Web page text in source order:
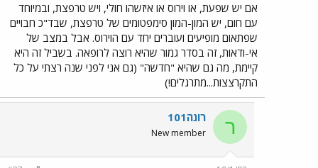
אם יש שפעת, או וירוס או איזשהו חולי, ויש טרפצת, ובמיוחד
עם חום, יש המון-המון סימפטומים של טרפצת, שבד"כ חבויים
שפתאום מופיעים ועוברים יחד עם הוירוס. אבל במצב של
אי-ודאות, זה בסדר גמור שהיא רוצה לרופאה. בשביל זה היא
קיימת, מה גם שהיא "חדשה" (גם אני לפני שנה רצתי על כל
התקרצצות...מתרגלים!)
ר רונה101
New member